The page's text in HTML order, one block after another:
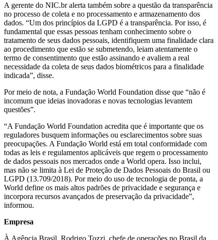
A gerente do NIC.br alerta também sobre a questão da transparência
no processo de coleta e no processamento e armazenamento dos
dados. “Um dos princípios da LGPD é a transparência. Por isso, é
fundamental que essas pessoas tenham conhecimento sobre o
tratamento de seus dados pessoais, identifiquem uma finalidade clara
ao procedimento que estão se submetendo, leiam atentamente o
termo de consentimento que estão assinando e avaliem a real
necessidade da coleta de seus dados biométricos para a finalidade
indicada”, disse.
Por meio de nota, a Fundação World Foundation disse que “não é
incomum que ideias inovadoras e novas tecnologias levantem
questões”.
“A Fundação World Foundation acredita que é importante que os
reguladores busquem informações ou esclarecimentos sobre suas
preocupações. A Fundação World está em total conformidade com
todas as leis e regulamentos aplicáveis que regem o processamento
de dados pessoais nos mercados onde a World opera. Isso inclui,
mas não se limita à Lei de Proteção de Dados Pessoais do Brasil ou
LGPD (13.709/2018). Por meio do uso de tecnologia de ponta, a
World define os mais altos padrões de privacidade e segurança e
incorpora recursos avançados de preservação da privacidade”,
informou.
Empresa
À Agência Brasil, Rodrigo Tozzi, chefe de operações no Brasil da